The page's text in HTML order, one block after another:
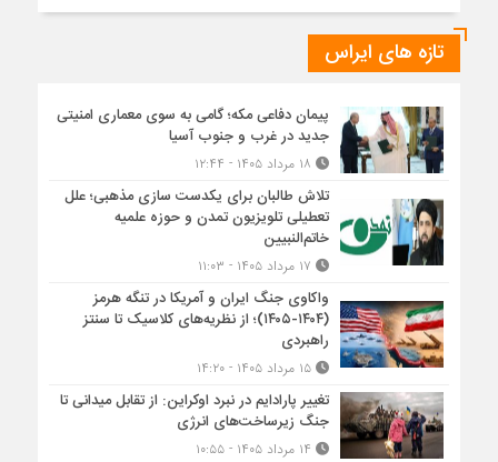
تازه های ایراس
پیمان دفاعی مکه؛ گامی به سوی معماری امنیتی
جدید در غرب و جنوب آسیا
تلاش طالبان برای یکدست سازی مذهبی؛ علل
تعطیلی تلویزیون تمدن و حوزه علمیه
خاتم‌النبیین
واکاوی جنگ ایران و آمریکا در تنگه هرمز
(۱۴۰۴-۱۴۰۵)؛ از نظریه‌های کلاسیک تا سنتز
راهبردی
۱۵ مرداد ۱۴۰۵ - ۱۴:۲۰
تغییر پارادایم در نبرد اوکراین: از تقابل میدانی تا
جنگ زیرساخت‌های انرژی